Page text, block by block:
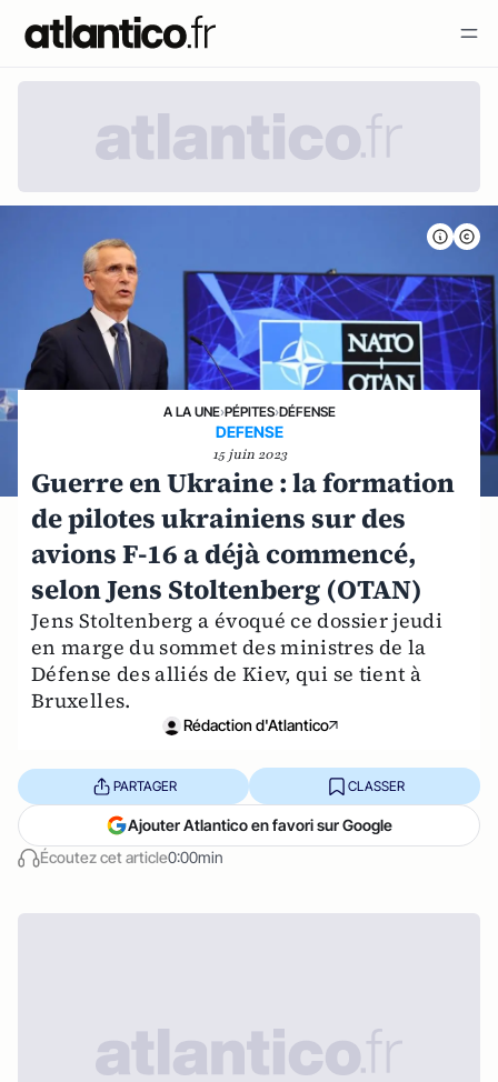
A LA UNE›PÉPITES›DÉFENSE
DEFENSE
15 juin 2023
Guerre en Ukraine : la formation
de pilotes ukrainiens sur des
avions F-16 a déjà commencé,
selon Jens Stoltenberg (OTAN)
Jens Stoltenberg a évoqué ce dossier jeudi
en marge du sommet des ministres de la
Défense des alliés de Kiev, qui se tient à
Bruxelles.
Rédaction d'Atlantico
Écoutez cet article0:00min
PARTAGER CLASSER
Ajouter Atlantico en favori sur Google